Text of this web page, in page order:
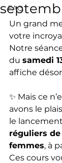
FAQ
Un grand
votre
Notre
du samedi
affiche
✨ Mais ce
avons le
le
réguliers
femmes, à
Ces cours